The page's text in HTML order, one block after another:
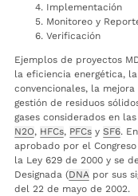
Implementación
Monitoreo y
Verificación
Ejemplos de proyectos
la eficiencia energética,
convencionales, la
gestión de residuos
gases considerados en
N2O, HFCs, PFCs y SF6.
aprobado por el
la Ley 629 de 2000 y se
Designada (DNA por sus
del 22 de mayo de 2002.